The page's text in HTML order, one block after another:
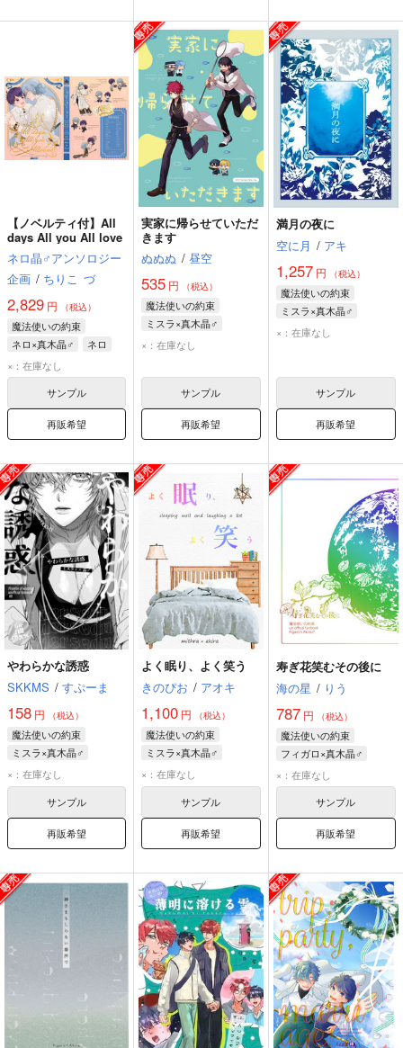
【ノベルティ付】All
days All you All love
ネロ晶♂アンソロジー
企画 / ちりこ づ
2,829 円 （税込）
魔法使いの約束
ネロ×真木晶♂
ネロ
真木晶♂
×：在庫なし
サンプル
再販希望
実家に帰らせていただ
きます
ぬぬぬ / 昼空
535 円 （税込）
魔法使いの約束
ミスラ×真木晶♂
ミスラ
真木晶♂
×：在庫なし
サンプル
再販希望
満月の夜に
空に月 / アキ
1,257円 （税込）
魔法使いの約束
ミスラ×真木晶♂
ミスラ
真木晶♂
×：在庫なし
サンプル
再販希望
やわらかな誘惑
SKKMS / すぷーま
158 円 （税込）
魔法使いの約束
ミスラ×真木晶♂
ミスラ
真木晶♂
×：在庫なし
サンプル
再販希望
よく眠り、よく笑う
きのぴお / アオキ
1,100 円 （税込）
魔法使いの約束
ミスラ×真木晶♂
ミスラ
真木晶♂
×：在庫なし
サンプル
再販希望
寿ぎ花笑むその後に
海の星 / りう
787円 （税込）
魔法使いの約束
フィガロ×真木晶♂
フィガロ
×：在庫なし
サンプル
再販希望